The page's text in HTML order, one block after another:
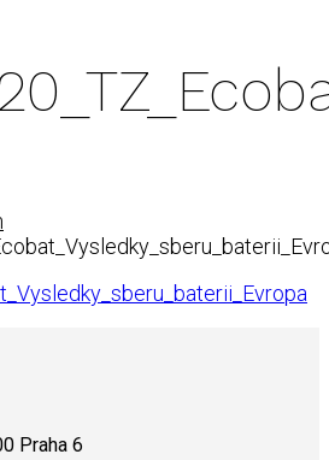
Praha 6